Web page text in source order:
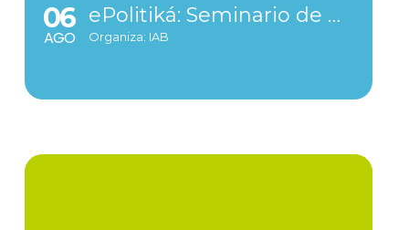
06
AGO
ePolitiká: Seminario de Marketing Político Digital
Organiza: IAB